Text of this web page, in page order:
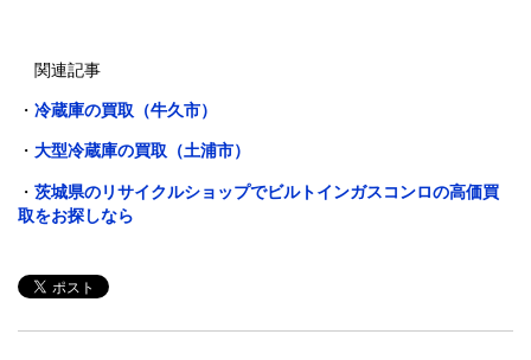
関連記事
・ 冷蔵庫の買取（牛久市）
・ 大型冷蔵庫の買取（土浦市）
・ 茨城県のリサイクルショップでビルトインガスコンロの高価買
取をお探しなら